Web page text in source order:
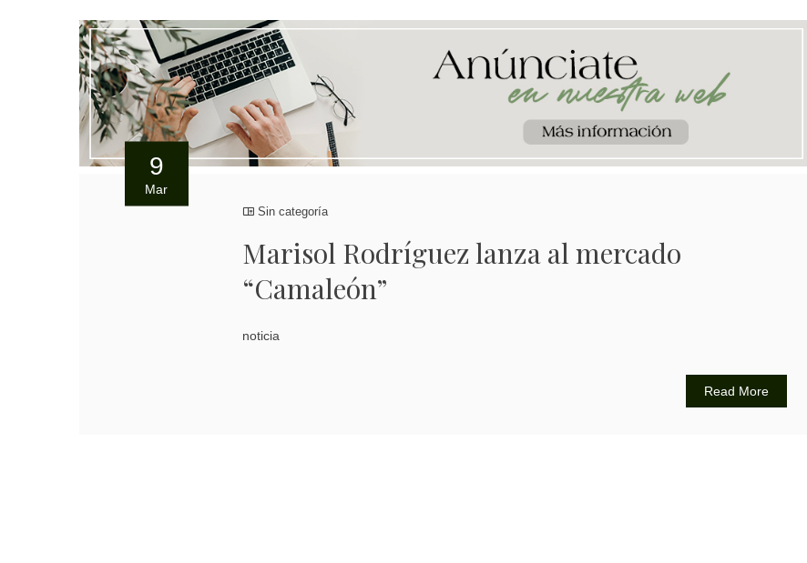
9
Mar
Sin categoría
Marisol Rodríguez lanza al mercado
“Camaleón”
noticia
Read More